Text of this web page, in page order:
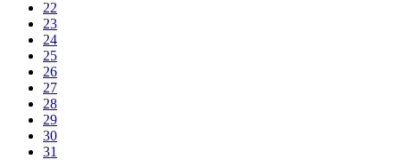
22
23
24
25
26
27
28
29
30
31